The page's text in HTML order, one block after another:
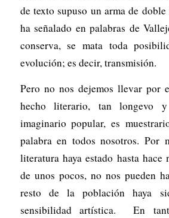
de texto supuso un arma de
ha señalado en palabras de
conserva, se mata toda
evolución; es decir, transmisión.
Pero no nos dejemos llevar por
hecho literario, tan longevo
imaginario popular, es
palabra en todos nosotros. Por
literatura haya estado hasta hace
de unos pocos, no nos pueden
resto de la población haya
sensibilidad artística. En